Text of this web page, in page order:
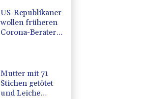
US-Republikaner
wollen früheren
Corona-Berater
Mutter mit 71
Stichen getötet
und Leiche